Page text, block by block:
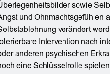
sowie
und Ohnmachtsgefühlen
verändert
Intervention nach
anderen psychischen
eine Schlüsselrolle